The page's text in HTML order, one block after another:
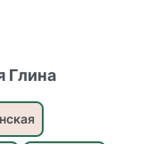
Глина